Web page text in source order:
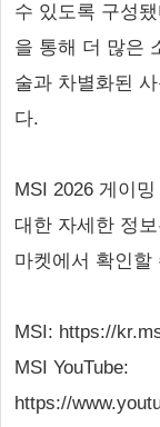
수 있도록 구성
을 통해 더 많은
술과 차별화된
다.
MSI 2026 게이
대한 자세한 정
마켓에서 확인할
MSI: https://
MSI YouTube:
https://